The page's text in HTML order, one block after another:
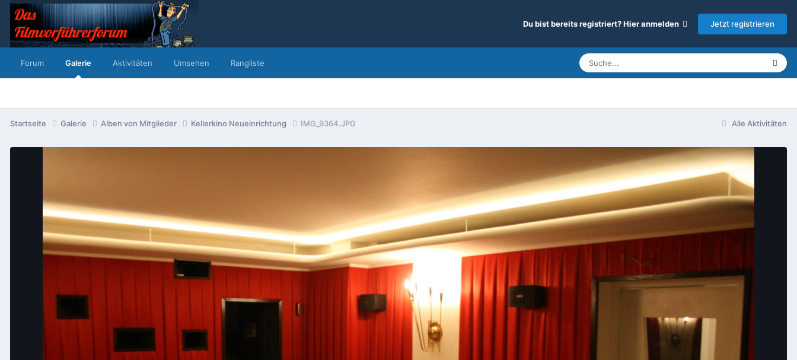
Du bist bereits registriert? Hier anmelden Jetzt registrieren
Forum Galerie Aktivitäten Umsehen Rangliste
Alle Aktivitäten
Startseite Galerie Alben von Mitglieder Kellerkino Neueinrichtung IMG_9364.JPG